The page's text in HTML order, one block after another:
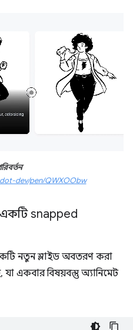
dev/pen/QWXOObw
একটি snapped
নতুন স্লাইড অবতরণ করা
যা একবার বিষয়বস্তু অ্যানিমেট